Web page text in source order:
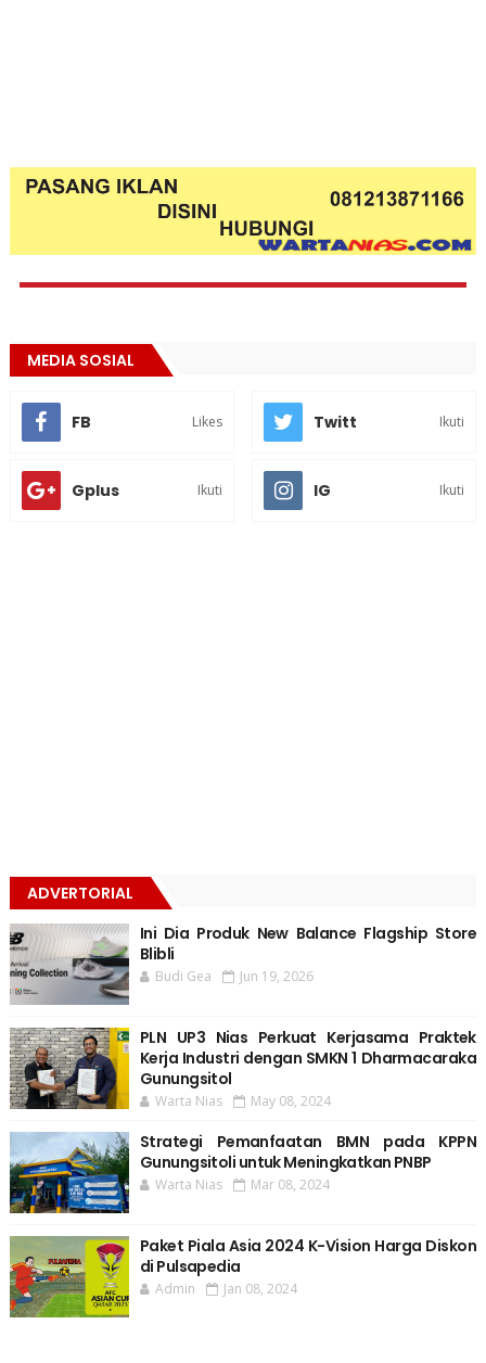
MEDIA SOSIAL
FB Likes Twitt Ikuti
Gplus Ikuti IG Ikuti
ADVERTORIAL
Ini Dia Produk New Balance Flagship Store
Blibli
Budi Gea Jun 19, 2026
PLN UP3 Nias Perkuat Kerjasama Praktek
Kerja Industri dengan SMKN 1 Dharmacaraka
Gunungsitol
Warta Nias May 08, 2024
Strategi Pemanfaatan BMN pada KPPN
Gunungsitoli untuk Meningkatkan PNBP
Warta Nias Mar 08, 2024
Paket Piala Asia 2024 K-Vision Harga Diskon
di Pulsapedia
Admin Jan 08, 2024